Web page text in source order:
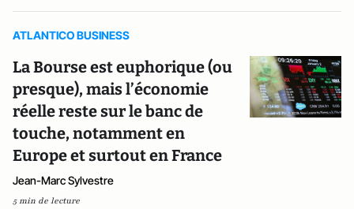
ATLANTICO BUSINESS
La Bourse est euphorique (ou
presque), mais l’économie
réelle reste sur le banc de
touche, notamment en
Europe et surtout en France
Jean-Marc Sylvestre
5 min de lecture